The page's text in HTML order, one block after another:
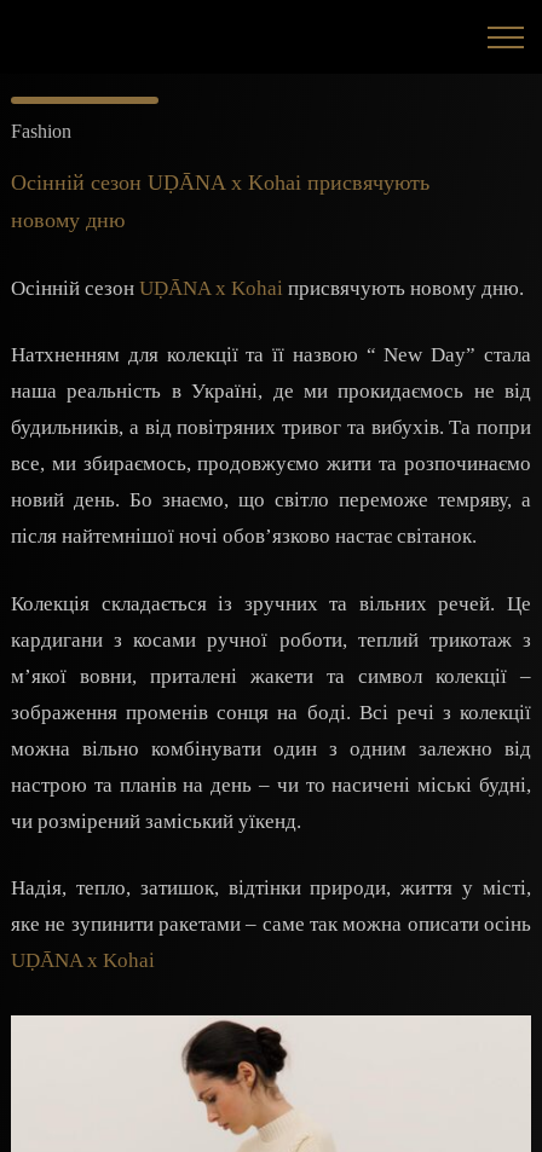
Fashion
Осінній сезон UḌĀNA x Kohai присвячують
новому дню
Осінній сезон UḌĀNA x Kohai присвячують новому дню.
Натхненням для колекції та її назвою “ New Day” стала
наша реальність в Україні, де ми прокидаємось не від
будильників, а від повітряних тривог та вибухів. Та попри
все, ми збираємось, продовжуємо жити та розпочинаємо
новий день. Бо знаємо, що світло переможе темряву, а
після найтемнішої ночі обов’язково настає світанок.
Колекція складається із зручних та вільних речей. Це
кардигани з косами ручної роботи, теплий трикотаж з
м’якої вовни, приталені жакети та символ колекції –
зображення променів сонця на боді. Всі речі з колекції
можна вільно комбінувати один з одним залежно від
настрою та планів на день – чи то насичені міські будні,
чи розмірений заміський уїкенд.
Надія, тепло, затишок, відтінки природи, життя у місті,
яке не зупинити ракетами – саме так можна описати осінь
UḌĀNA x Kohai